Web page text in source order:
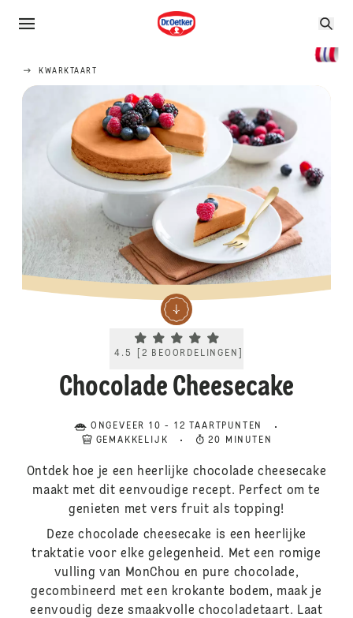
KWARKTAART
Current rating 4.5. Click to rate.
4.5 2 BEOORDELINGEN
Chocolade Cheesecake
ONGEVEER 10 - 12 TAARTPUNTEN
GEMAKKELIJK
20 MINUTEN
Ontdek hoe je een heerlijke chocolade cheesecake
maakt met dit eenvoudige recept. Perfect om te
genieten met vers fruit als topping!
Deze chocolade cheesecake is een heerlijke
traktatie voor elke gelegenheid. Met een romige
vulling van MonChou en pure chocolade,
gecombineerd met een krokante bodem, maak je
eenvoudig deze smaakvolle chocoladetaart. Laat